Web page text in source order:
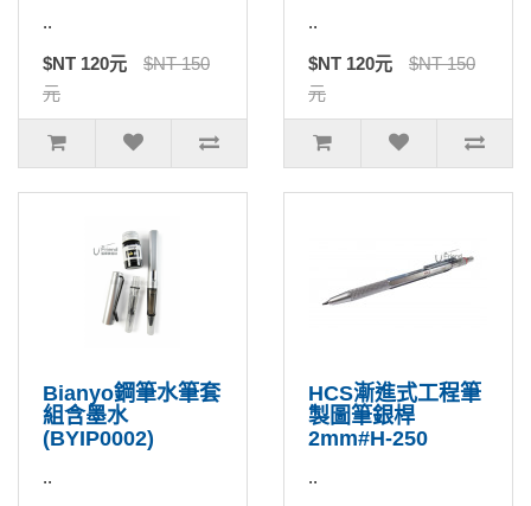
..
$NT 120元
$NT 150
元
..
$NT 120元
$NT 150
元
Bianyo鋼筆水筆套
組含墨水
(BYIP0002)
..
HCS漸進式工程筆
製圖筆銀桿
2mm#H-250
..